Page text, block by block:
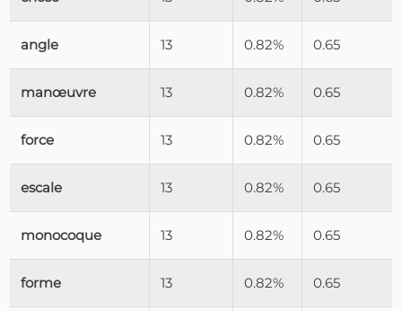
angle 13 0.82% 0.65
manœuvre 13 0.82% 0.65
force 13 0.82% 0.65
escale 13 0.82% 0.65
monocoque 13 0.82% 0.65
forme 13 0.82% 0.65